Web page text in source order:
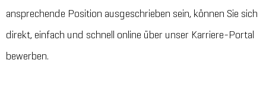
ansprechende Position ausgeschrieben sein, können Sie sich
direkt, einfach und schnell online über unser Karriere-Portal
bewerben.